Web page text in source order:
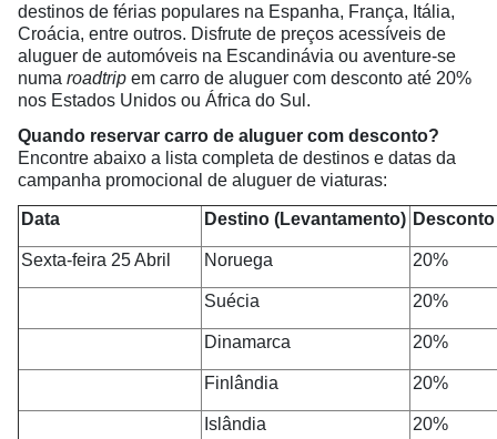
destinos de férias populares na Espanha, França, Itália,
Croácia, entre outros. Disfrute de preços acessíveis de
aluguer de automóveis na Escandinávia ou aventure-se
numa roadtrip em carro de aluguer com desconto até 20%
nos Estados Unidos ou África do Sul.
Quando reservar carro de aluguer com desconto?
Encontre abaixo a lista completa de destinos e datas da
campanha promocional de aluguer de viaturas:
Data Destino (Levantamento) Desconto
Sexta-feira 25Abril Noruega 20%
Suécia 20%
Dinamarca 20%
Finlândia 20%
Islândia 20%